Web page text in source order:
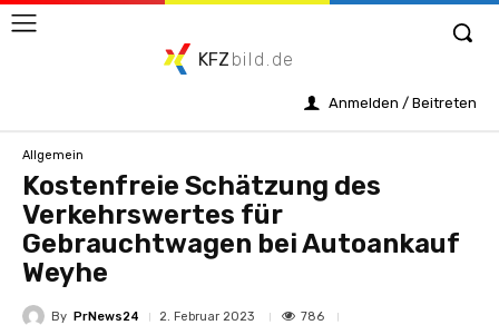
KFZ bild.de
Anmelden / Beitreten
Allgemein
Kostenfreie Schätzung des
Verkehrswertes für
Gebrauchtwagen bei Autoankauf
Weyhe
By PrNews24 2. Februar 2023 786